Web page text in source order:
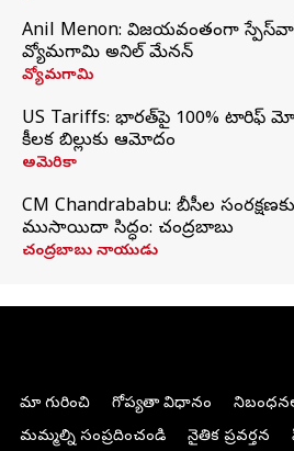
Anil Menon: విజయవంతంగా
వ్యోమగామి అనిల్‌ మేనన్
వ్యోమగామి
US Tariffs: భారత్‌పై 100%
కీలక బిల్లుకు ఆమోదం
అమెరికా
CM Chandrababu: బీసీల సంరక్షణకు
ముసాయిదా సిద్ధం: చంద్రబాబు
చంద్రబాబు నాయుడు
మా గురించి గోప్యతా విధానం
మమ్మల్ని సంప్రదించండి
నైతిక ప్రవర్తన